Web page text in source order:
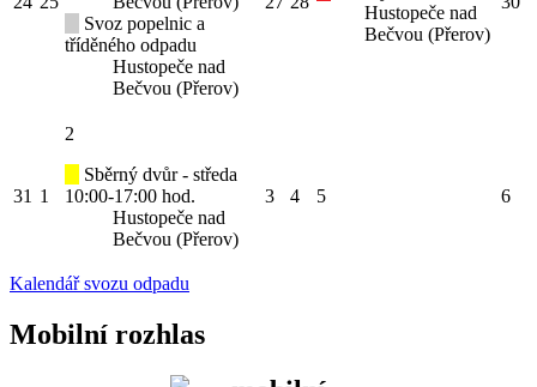
Svoz popelnic a
tříděného odpadu
Hustopeče nad
Bečvou (Přerov)
Hustopeče nad
Bečvou (Přerov)
31 1
2
Sběrný dvůr - středa
10:00-17:00 hod.
Hustopeče nad
Bečvou (Přerov)
3 4 5 6
Kalendář svozu odpadu
Mobilní rozhlas